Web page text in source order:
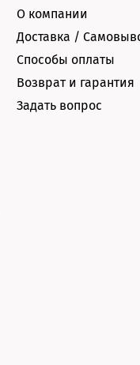
О компании
Доставка /
Способы оплаты
Возврат и гарантия
Задать вопрос